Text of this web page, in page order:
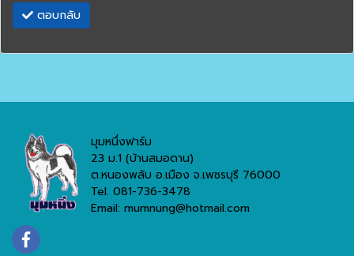
ตอบกลับ
มุมหนึ่งฟาร์ม
23 ม.1 (บ้านสมอดาน)
ต.หนองพลับ อ.เมือง จ.เพชรบุรี 76000
Tel. 081-736-3478
Email: mumnung@hotmail.com